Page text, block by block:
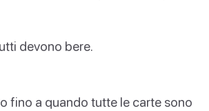
devono bere.
fino a quando tutte le carte sono